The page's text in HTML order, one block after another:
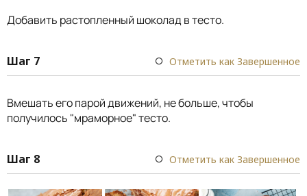
Добавить растопленный шоколад в тесто.
Шаг 7 Отметить как Завершенное
Вмешать его парой движений, не больше, чтобы
получилось "мраморное" тесто.
Шаг 8 Отметить как Завершенное